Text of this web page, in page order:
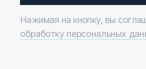
Нажимая на кнопку, вы
обработку персональных